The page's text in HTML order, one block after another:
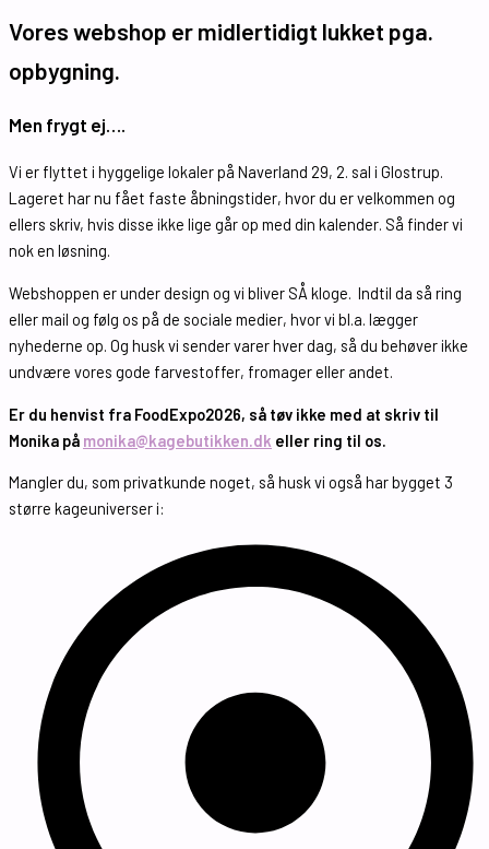
Vores webshop er midlertidigt lukket pga.
opbygning.
Men frygt ej….
Vi er flyttet i hyggelige lokaler på Naverland 29, 2. sal i Glostrup.
Lageret har nu fået faste åbningstider, hvor du er velkommen og
ellers skriv, hvis disse ikke lige går op med din kalender. Så finder vi
nok en løsning.
Webshoppen er under design og vi bliver SÅ kloge. Indtil da så ring
eller mail og følg os på de sociale medier, hvor vi bl.a. lægger
nyhederne op. Og husk vi sender varer hver dag, så du behøver ikke
undvære vores gode farvestoffer, fromager eller andet.
Er du henvist fra FoodExpo2026, så tøv ikke med at skriv til
Monika på monika@kagebutikken.dk eller ring til os.
Mangler du, som privatkunde noget, så husk vi også har bygget 3
større kageuniverser i: